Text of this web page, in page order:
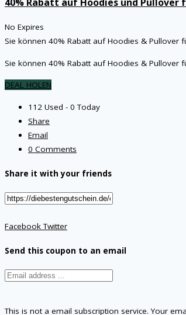
40% Rabatt auf Hoodies und Pullover
No Expires
Sie können 40% Rabatt auf Hoodies & Pullover
Sie können 40% Rabatt auf Hoodies & Pullover
DEAL HOLEN
112 Used - 0 Today
Share
Email
0 Comments
Share it with your friends
FacebookTwitter
Send this coupon to an email
This is not a email subscription service. Your